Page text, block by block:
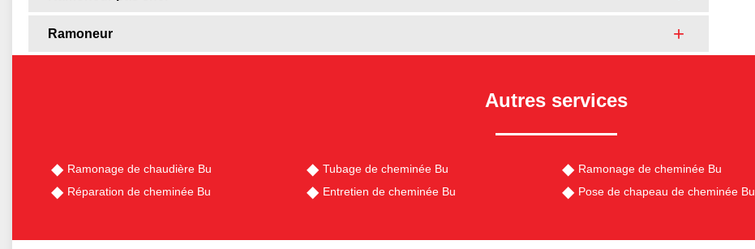
Ramoneur
Autres services
Ramonage de chaudière Bu
Réparation de cheminée Bu
Tubage de cheminée Bu
Entretien de cheminée Bu
Ramonage de cheminée Bu
Pose de chapeau de cheminée Bu